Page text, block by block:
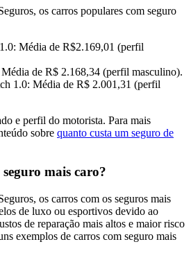
os carros populares com seguro
Média de R$2.169,01 (perfil
de R$ 2.168,34 (perfil masculino).
1.0: Média de R$ 2.001,31 (perfil
e perfil do motorista. Para mais
sobre quanto custa um seguro de
mais caro?
os carros com os seguros mais
de luxo ou esportivos devido ao
de reparação mais altos e maior risco
exemplos de carros com seguro mais